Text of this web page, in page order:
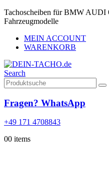
Tachoscheiben für BMW
Fahrzeugmodelle
MEIN ACCOUNT
WARENKORB
Search
Fragen? WhatsApp
+49 171 4708843
00 items